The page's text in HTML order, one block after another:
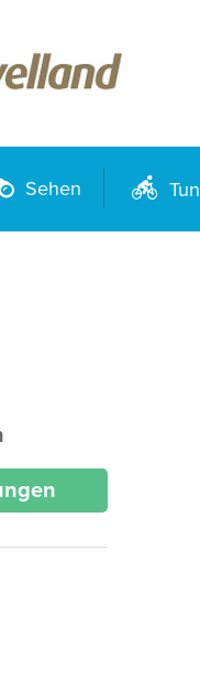
Sehen Tun